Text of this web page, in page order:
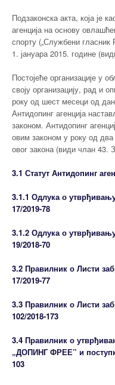
Подзаконска акта, која је
агенција на основу
спорту („Службени гласник
1. јануара 2015. године
Постојеће организације у
своју организацију, рад и
року од шест месеци од
Антидопинг агенција
законом. Антидопинг
овим законом у року од
овог закона (види члан 43.
3.1 Статут Антидопинг
3.1.1 Одлука о
17/2019-78
3.1.2 Одлука о
19/2018-70
3.2 Правилник о Листи
17/2019-77
3.3 Правилник о Листи
102/2018-173
3.4 Правилник о
„ДОПИНГ ФРЕЕ” и
103